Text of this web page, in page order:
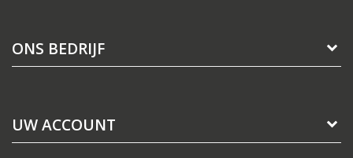
ONS BEDRIJF
UW ACCOUNT